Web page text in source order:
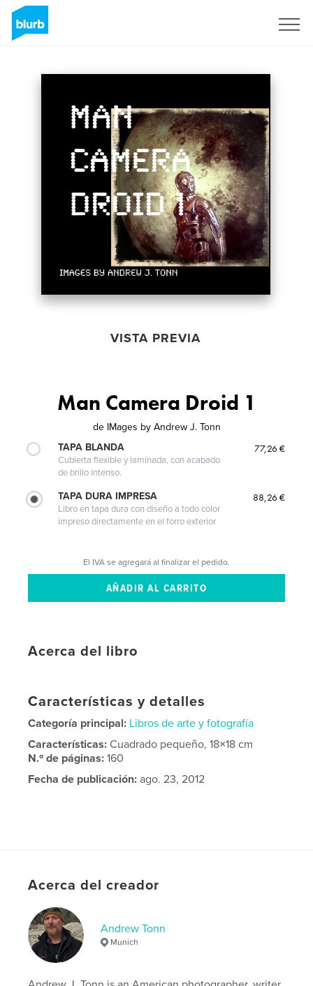
VISTA PREVIA
Man Camera Droid 1
de IMages by Andrew J. Tonn
TAPA BLANDA
Cubierta flexible y laminada, con acabado
de brillo intenso.
77,26 €
TAPA DURA IMPRESA
Libro en tapa dura con diseño a todo color
impreso directamente en el forro exterior
88,26 €
El IVA se agregará al finalizar el pedido.
Acerca del libro
Características y detalles
Categoría principal: Libros de arte y fotografía
Características:Cuadrado pequeño, 18×18 cm
N.º de páginas:160
Fecha de publicación: ago. 23, 2012
Acerca del creador
Andrew Tonn
Munich